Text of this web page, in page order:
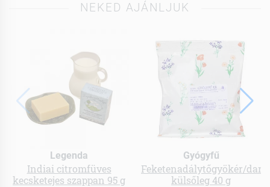
NEKED AJÁNLJUK
Legenda
Indiai citromfüves
kecsketejes szappan 95 g
Gyógyfű
Feketenadálytőgyökér/dara
külsőleg 40 g